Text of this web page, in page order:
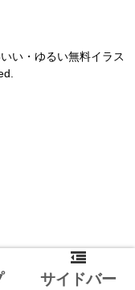
い・ゆるい無料イラス
サイドバー